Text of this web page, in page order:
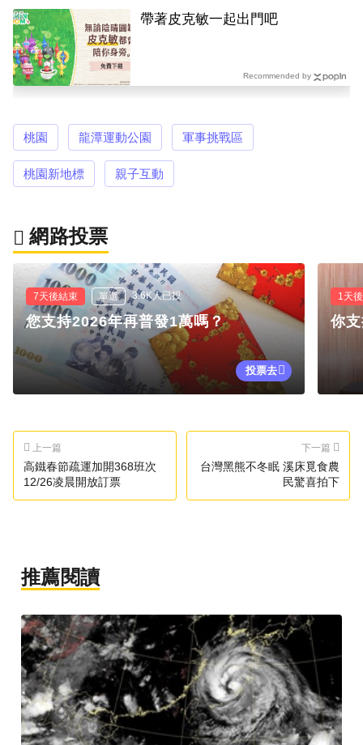
帶著皮克敏一起出門吧
PR
Recommended by
桃園 龍潭運動公園 軍事挑戰區
桃園新地標 親子互動
網路投票
7天後結束 單選 3.6K人已投
您支持2026年再普發1萬嗎？
投票去
1天
你
上一篇
高鐵春節疏運加開368班次
12/26凌晨開放訂票
下一篇
台灣黑熊不冬眠 溪床覓食農
民驚喜拍下
推薦閱讀